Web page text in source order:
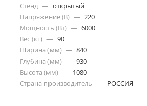
Стенд — открытый
Напряжение (В) — 220
Мощность (Вт) — 6000
Вес (кг) — 90
Ширина (мм) — 840
Глубина (мм) — 930
Высота (мм) — 1080
Страна-производитель — РОССИЯ